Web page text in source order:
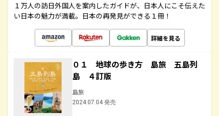
１万人の訪日外国人を案内したガイドが、日本人にこそ伝えた
い日本の魅力が満載。日本の再発見ができる１冊！
詳細を見る
０１ 地球の歩き方 島旅 五島列
島 ４訂版
島旅
2024.07.04 発売